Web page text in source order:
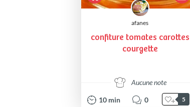
afanes
confiture tomates carottes
courgette
Aucune note
10 min 0 5